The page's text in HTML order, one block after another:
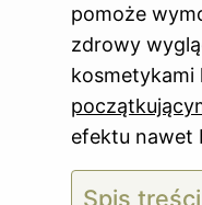
pomoże
zdrowy
kosmetykami
efektu nawet
Spis treści